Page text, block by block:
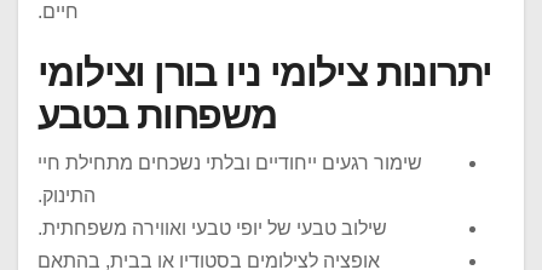
חיים.
יתרונות צילומי ניו בורן וצילומי
משפחות בטבע
שימור רגעים ייחודיים ובלתי נשכחים מתחילת חיי
התינוק.
שילוב טבעי של יופי טבעי ואווירה משפחתית.
אופציה לצילומים בסטודיו או בבית, בהתאם